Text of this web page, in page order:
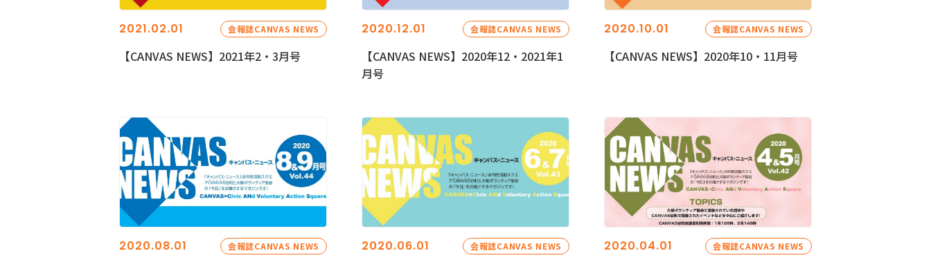
2021.02.01 会報誌CANVAS NEWS
【CANVAS NEWS】2021年2・3月号
2020.12.01 会報誌CANVAS NEWS
【CANVAS NEWS】2020年12・2021年1
月号
2020.10.01 会報誌CANVAS NEWS
【CANVAS NEWS】2020年10・11月号
2020.08.01 会報誌CANVAS NEWS 2020.06.01 会報誌CANVAS NEWS 2020.04.01 会報誌CANVAS NEWS